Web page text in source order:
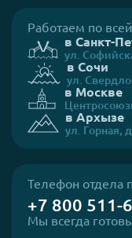
Работаем по
в Санкт-
ул.
в Сочи
ул.
в Москве
в Архызе
ул. Горная,
Телефон отдела
+7 800 511-
Мы всегда